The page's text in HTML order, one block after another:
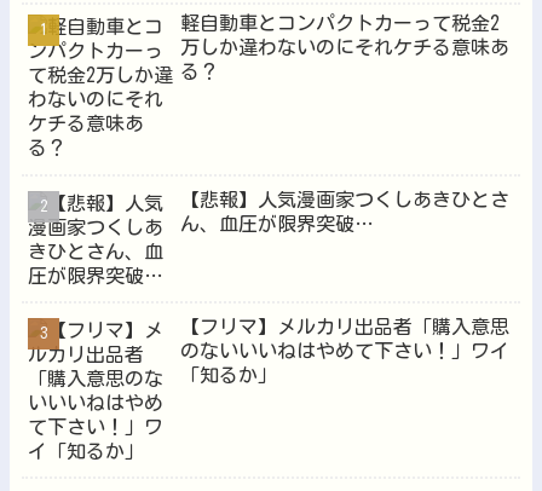
軽自動車とコンパクトカーって税金2
万しか違わないのにそれケチる意味あ
る？
【悲報】人気漫画家つくしあきひとさ
ん、血圧が限界突破…
【フリマ】メルカリ出品者「購入意思
のないいいねはやめて下さい！」ワイ
「知るか」